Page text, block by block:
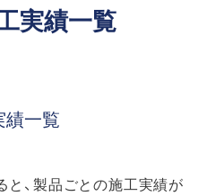
実績一覧
績一覧
、製品ごとの施工実績が